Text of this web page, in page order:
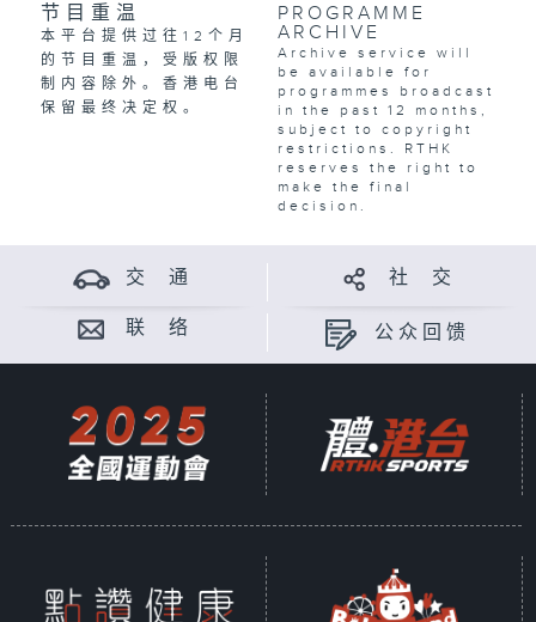
节目重温
本平台提供过往12个月
的节目重温，受版权限
制内容除外。香港电台
保留最终决定权。
PROGRAMME
ARCHIVE
Archive service will
be available for
programmes broadcast
in the past 12 months,
subject to copyright
restrictions. RTHK
reserves the right to
make the final
decision.
交 通 社 交
联 络 公众回馈